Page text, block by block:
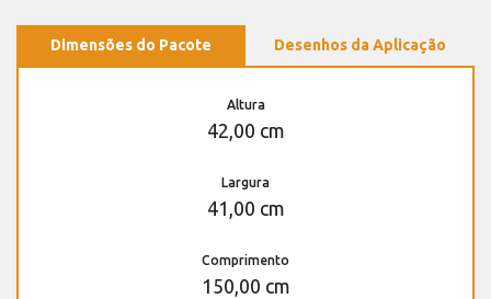
Dimensões do Pacote Desenhos da Aplicação
Altura
42,00 cm
Largura
41,00 cm
Comprimento
150,00 cm